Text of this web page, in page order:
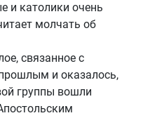
и католики очень
молчать об
связанное с
и оказалось,
группы вошли